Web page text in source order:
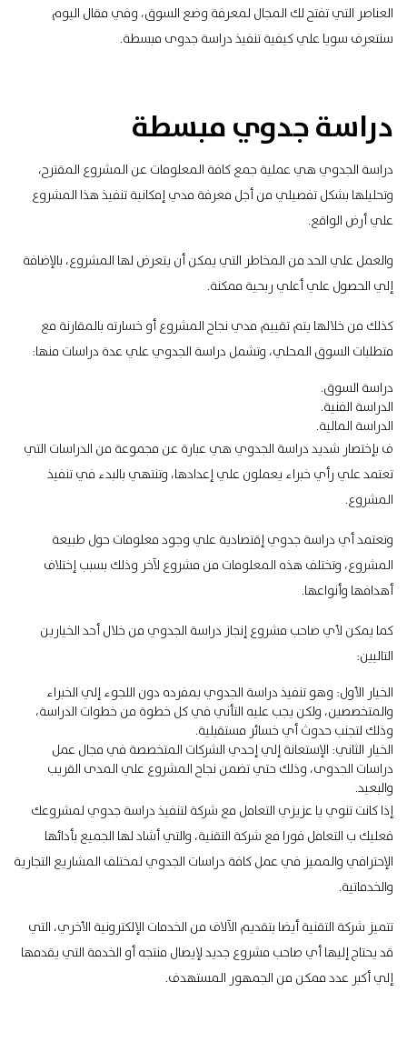
العناصر التي تفتح لك المجال لمعرفة وضع السوق، وفي مقال اليوم
سنتعرف سويا علي كيفية تنفيذ دراسة جدوى مبسطة.
دراسة جدوي مبسطة
دراسة الجدوي هي عملية جمع كافة المعلومات عن المشروع المقترح،
وتحليلها بشكل تفصيلي من أجل معرفة مدي إمكانية تنفيذ هذا المشروع
علي أرض الواقع.
والعمل علي الحد من المخاطر التي يمكن أن يتعرض لها المشروع، بالإضافة
إلي الحصول علي أعلي ربحية ممكنة.
كذلك من خلالها يتم تقييم مدي نجاح المشروع أو خسارته بالمقارنة مع
متطلبات السوق المحلي، وتشمل دراسة الجدوي علي عدة دراسات منها:
دراسة السوق.
الدراسة الفنية.
الدراسة المالية.
ف بإختصار شديد دراسة الجدوي هي عبارة عن مجموعة من الدراسات التي
تعتمد علي رأي خبراء يعملون علي إعدادها، وتنتهي بالبدء في تنفيذ
المشروع.
وتعتمد أي دراسة جدوي إقتصادية علي وجود معلومات حول طبيعة
المشروع، وتختلف هذه المعلومات من مشروع لآخر وذلك بسبب إختلاف
أهدافها وأنواعها.
كما يمكن لأي صاحب مشروع إنجاز دراسة الجدوي من خلال أحد الخيارين
التاليين:
الخيار الأول: وهو تنفيذ دراسة الجدوي بمفرده دون اللجوء إلي الخبراء
والمتخصصين، ولكن يجب عليه التأني في كل خطوة من خطوات الدراسة،
وذلك لتجنب حدوث أي خسائر مستقبلية.
الخيار الثاني: الإستعانة إلي إحدي الشركات المتخصصة في مجال عمل
دراسات الجدوى، وذلك حتي تضمن نجاح المشروع علي المدى القريب
والبعيد.
إذا كانت تنوي يا عزيزي التعامل مع شركة لتنفيذ دراسة جدوي لمشروعك
فعليك ب التعامل فورا مع شركة التقنية، والتي أشاد لها الجميع بأدائها
الإحترافي والمميز في عمل كافة دراسات الجدوي لمختلف المشاريع التجارية
والخدماتية.
تتميز شركة التقنية أيضا بتقديم الآلاف من الخدمات الإلكترونية الأخري، التي
قد يحتاج إليها أي صاحب مشروع جديد لإيصال منتجه أو الخدمة التي يقدمها
إلي أكبر عدد ممكن من الجمهور المستهدف.